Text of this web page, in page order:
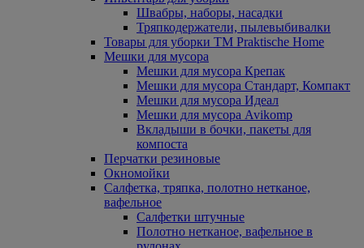
Швабры, наборы, насадки
Тряпкодержатели, пылевыбивалки
Товары для уборки ТМ Praktische Home
Мешки для мусора
Мешки для мусора Крепак
Мешки для мусора Стандарт, Компакт
Мешки для мусора Идеал
Мешки для мусора Avikomp
Вкладыши в бочки, пакеты для
компоста
Перчатки резиновые
Окномойки
Салфетка, тряпка, полотно нетканое,
вафельное
Салфетки штучные
Полотно нетканое, вафельное в